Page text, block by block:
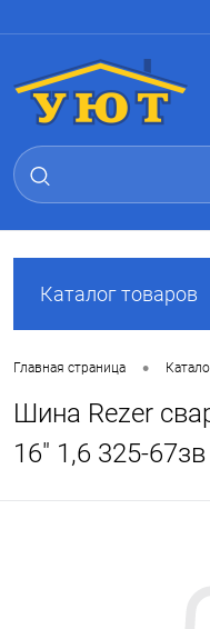
Каталог товаров
Главная страница •
Шина Rezer
16" 1,6 325-67зв